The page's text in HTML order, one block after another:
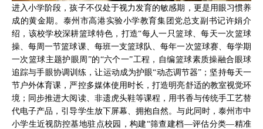
进入小学阶段，孩子不仅处于视力发育的敏感期，更是用眼习惯养
成的黄金期。泰州市高港实验小学教育集团党总支副书记许娟介
绍，该校学校深耕篮球特色，打造“每人一只篮球、每天一次篮球
操、每周一节篮球课、每班一支篮球队、每年一次篮球赛、每学期
一次篮球主题护眼周”的“六个一”工程，自编篮球素质操融合眼球
追踪与手眼协调训练，让运动成为护眼“动态调节器”；坚持每天一
节户外体育课，严控多媒体使用时长，打造明亮舒适的教室视觉环
境；同步推进大阅读、非遗虎头鞋等课程，用书香与传统手工艺替
代电子产品，引导学生放下屏幕、拥抱自然。与此同时，泰州市中
小学生近视防控基地驻点校园，构建“筛查建档—评估分类—精准